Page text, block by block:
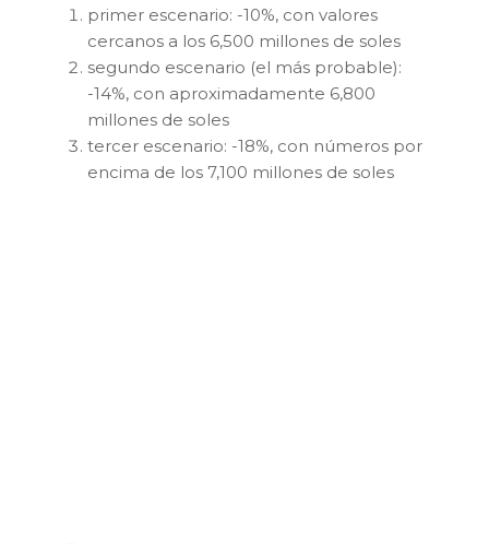
primer escenario: -10%, con valores
cercanos a los 6,500 millones de soles
segundo escenario (el más probable):
-14%, con aproximadamente 6,800
millones de soles
tercer escenario: -18%, con números por
encima de los 7,100 millones de soles